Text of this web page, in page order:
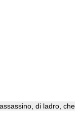
di ladro, che